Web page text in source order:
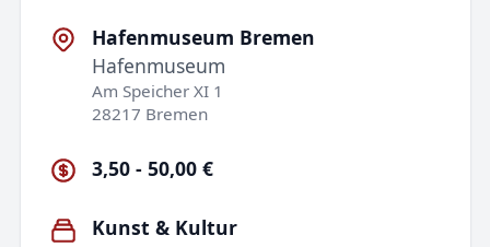
Hafenmuseum Bremen
Hafenmuseum
Am Speicher XI 1
28217 Bremen
3,50 - 50,00 €
Kunst & Kultur